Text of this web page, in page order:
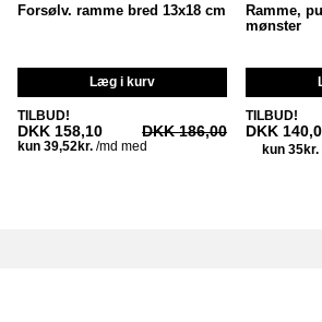
Forsølv. ramme bred 13x18 cm
Læg i kurv
TILBUD!
DKK 158,10 DKK 186,00
Ramme,
mønster
TILBUD!
DKK